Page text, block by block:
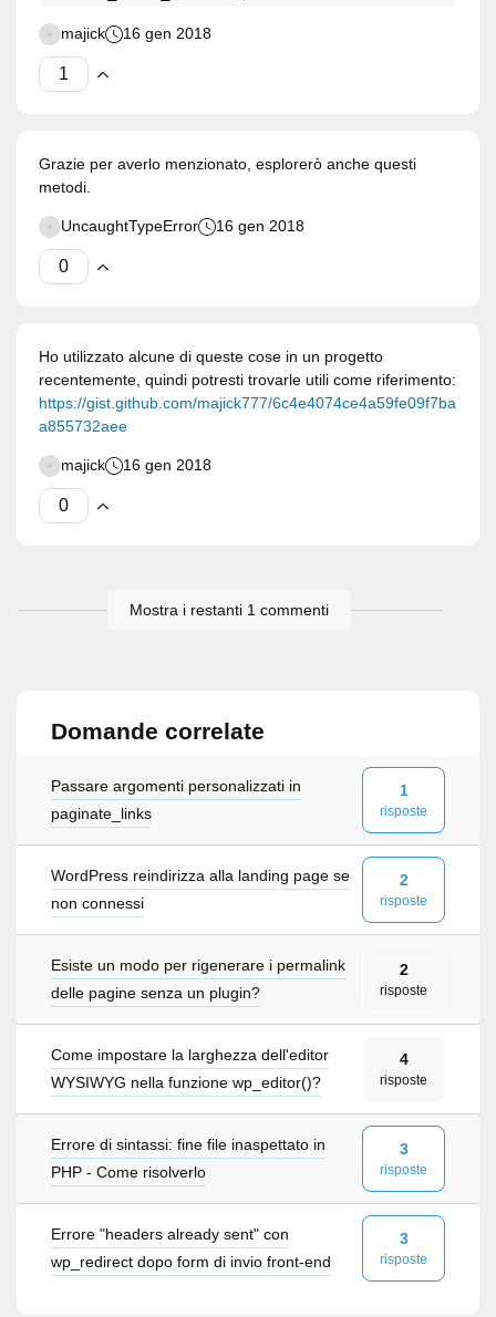
majick 16 gen 2018
Grazie per averlo menzionato, esplorerò anche questi
metodi.
UncaughtTypeError 16 gen 2018
Ho utilizzato alcune di queste cose in un progetto
recentemente, quindi potresti trovarle utili come riferimento:
https://gist.github.com/majick777/6c4e4074ce4a59fe09f7ba
a855732aee
majick 16 gen 2018
Mostra i restanti 1 commenti
Domande correlate
Passare argomenti personalizzati in
paginate_links
1
risposte
WordPress reindirizza alla landing page se
non connessi
2
risposte
Esiste un modo per rigenerare i permalink
delle pagine senza un plugin?
2
risposte
Come impostare la larghezza dell'editor
WYSIWYG nella funzione wp_editor()?
4
risposte
Errore di sintassi: fine file inaspettato in
PHP - Come risolverlo
3
risposte
Errore "headers already sent" con
wp_redirect dopo form di invio front-end
3
risposte